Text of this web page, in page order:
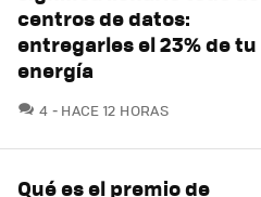
centros de datos:
entregarles el 23% de tu
energía
4 COMENTARIOS
HACE 12 HORAS
Qué es el premio de